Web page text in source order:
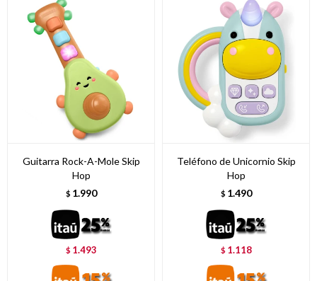
Guitarra Rock-A-Mole Skip
Hop
$ 1.990
$ 1.493
Teléfono de Unicornio Skip
Hop
$ 1.490
$ 1.118